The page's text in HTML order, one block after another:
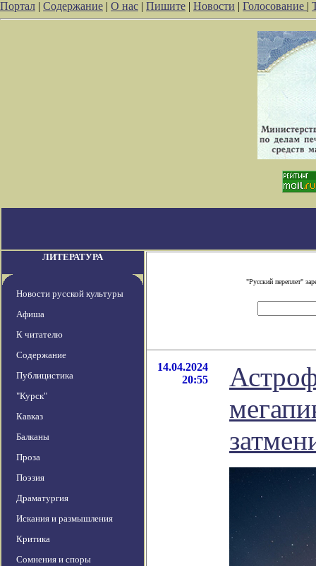
Портал | Содержание | О нас | Пишите | Новости | Голосование |
ЛИТЕРАТУРА
Новости русской культуры
Афиша
К читателю
Содержание
Публицистика
"Курск"
Кавказ
Балканы
Проза
Поэзия
Драматургия
Искания и размышления
Критика
Сомнения и споры
"Русский переплет"
14.04.2024
20:55